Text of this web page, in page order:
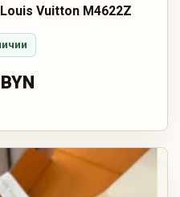
Vuitton M4622Z